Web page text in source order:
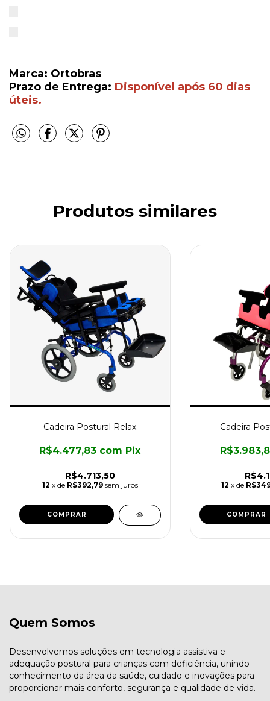
Marca: Ortobras
Prazo de Entrega: Disponível após 60 dias
úteis.
Produtos similares
Cadeira Postural Relax
R$4.713,50
R$4.477,83 com Pix
12 x de R$392,79 sem juros
COMPRAR
Cadeira
12 x de
COMPRAR
Quem Somos
Desenvolvemos soluções em tecnologia assistiva e
adequação postural para crianças com deficiência, unindo
conhecimento da área da saúde, cuidado e inovações para
proporcionar mais conforto, segurança e qualidade de vida.